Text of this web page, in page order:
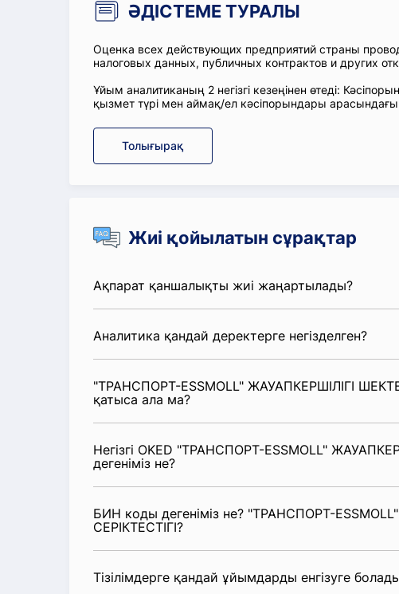
ӘДІСТЕМЕ ТУРАЛЫ
Оценка всех действующих предприятий страны
налоговых данных, публичных контрактов и других
Ұйым аналитиканың 2 негізгі кезеңінен өтеді:
қызмет түрі мен аймақ/ел кәсіпорындары
Толығырақ
Жиі қойылатын сұрақтар
Ақпарат қаншалықты жиі жаңартылады?
Аналитика қандай деректерге негізделген?
"ТРАНСПОРТ-ESSMOLL" ЖАУАПКЕРШІЛІГІ
қатыса ала ма?
Негізгі OKED "ТРАНСПОРТ-ESSMOLL"
дегеніміз не?
БИН коды дегеніміз не? "ТРАНСПОРТ-
СЕРІКТЕСТІГІ?
Тізілімдерге қандай ұйымдарды енгізуге